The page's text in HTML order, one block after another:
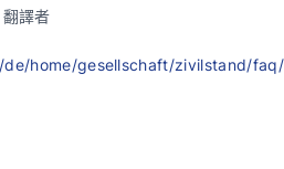
譯者
home/gesellschaft/zivilstand/faq/